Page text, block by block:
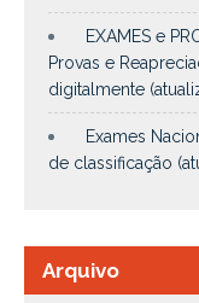
EXAMES e
Provas e
digitalmente
Exames
de classificação
Arquivo